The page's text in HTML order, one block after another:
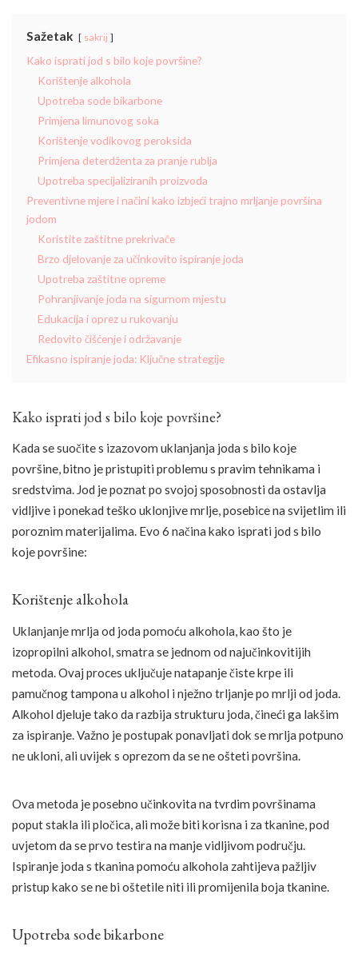
Sažetak sakrij
Kako isprati jod s bilo koje površine?
Korištenje alkohola
Upotreba sode bikarbone
Primjena limunovog soka
Korištenje vodikovog peroksida
Primjena deterdženta za pranje rublja
Upotreba specijaliziranih proizvoda
Preventivne mjere i načini kako izbjeći trajno mrljanje površina
jodom
Koristite zaštitne prekrivače
Brzo djelovanje za učinkovito ispiranje joda
Upotreba zaštitne opreme
Pohranjivanje joda na sigurnom mjestu
Edukacija i oprez u rukovanju
Redovito čišćenje i održavanje
Efikasno ispiranje joda: Ključne strategije
Kako isprati jod s bilo koje površine?
Kada se suočite s izazovom uklanjanja joda s bilo koje
površine, bitno je pristupiti problemu s pravim tehnikama i
sredstvima. Jod je poznat po svojoj sposobnosti da ostavlja
vidljive i ponekad teško uklonjive mrlje, posebice na svijetlim ili
poroznim materijalima. Evo 6 načina kako isprati jod s bilo
koje površine:
Korištenje alkohola
Uklanjanje mrlja od joda pomoću alkohola, kao što je
izopropilni alkohol, smatra se jednom od najučinkovitijih
metoda. Ovaj proces uključuje natapanje čiste krpe ili
pamučnog tampona u alkohol i nježno trljanje po mrlji od joda.
Alkohol djeluje tako da razbija strukturu joda, čineći ga lakšim
za ispiranje. Važno je postupak ponavljati dok se mrlja potpuno
ne ukloni, ali uvijek s oprezom da se ne ošteti površina.
Ova metoda je posebno učinkovita na tvrdim površinama
poput stakla ili pločica, ali može biti korisna i za tkanine, pod
uvjetom da se prvo testira na manje vidljivom području.
Ispiranje joda s tkanina pomoću alkohola zahtijeva pažljiv
pristup kako se ne bi oštetile niti ili promijenila boja tkanine.
Upotreba sode bikarbone